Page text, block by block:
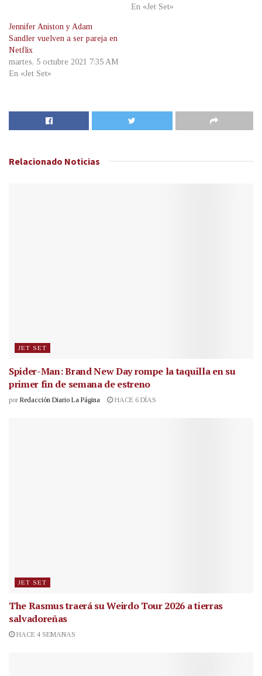
En «Jet Set»
Jennifer Aniston y Adam
Sandler vuelven a ser pareja en
Netflix
martes, 5 octubre 2021 7:35 AM
En «Jet Set»
Relacionado Noticias
JET SET
Spider-Man: Brand New Day rompe la taquilla en su
primer fin de semana de estreno
por Redacción Diario La Página HACE 6 DÍAS
JET SET
The Rasmus traerá su Weirdo Tour 2026 a tierras
salvadoreñas
HACE 4 SEMANAS